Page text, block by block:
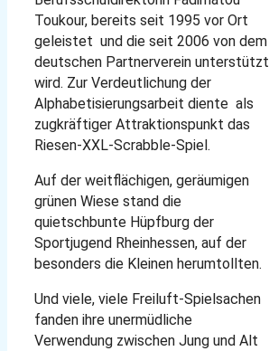
Toukour, bereits seit 1995 vor Ort
geleistet und die seit 2006 von dem
deutschen Partnerverein unterstützt
wird. Zur Verdeutlichung der
Alphabetisierungsarbeit diente als
zugkräftiger Attraktionspunkt das
Riesen-XXL-Scrabble-Spiel.
Auf der weitflächigen, geräumigen
grünen Wiese stand die
quietschbunte Hüpfburg der
Sportjugend Rheinhessen, auf der
besonders die Kleinen herumtollten.
Und viele, viele Freiluft-Spielsachen
fanden ihre unermüdliche
Verwendung zwischen Jung und Alt